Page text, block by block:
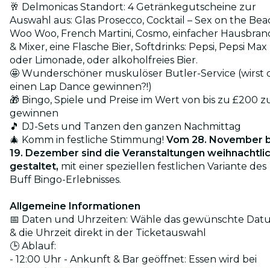
🥂 Delmonicas Standort: 4 Getränkegutscheine zur
Auswahl aus: Glas Prosecco, Cocktail – Sex on the
Woo Woo, French Martini, Cosmo, einfacher
& Mixer, eine Flasche Bier, Softdrinks: Pepsi, Pepsi Max
oder Limonade, oder alkoholfreies Bier.
🤩 Wunderschöner muskulöser Butler-Service (wirst
einen Lap Dance gewinnen?!)
🎁 Bingo, Spiele und Preise im Wert von bis zu £200
gewinnen
🎵 DJ-Sets und Tanzen den ganzen Nachmittag
🎄 Komm in festliche Stimmung! Vom 28. November
19. Dezember sind die Veranstaltungen
gestaltet, mit einer speziellen festlichen Variante des
Buff Bingo-Erlebnisses.
Allgemeine Informationen
📅 Daten und Uhrzeiten: Wähle das gewünschte
& die Uhrzeit direkt in der Ticketauswahl
🕒 Ablauf:
- 12:00 Uhr - Ankunft & Bar geöffnet: Essen wird bei